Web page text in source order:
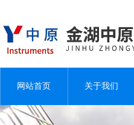
网站首页 关于我们